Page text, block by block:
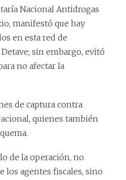
Nacional Antidrogas
manifestó que hay
en esta red de
sin embargo, evitó
no afectar la
de captura contra
quienes también
de la operación, no
los agentes fiscales, sino